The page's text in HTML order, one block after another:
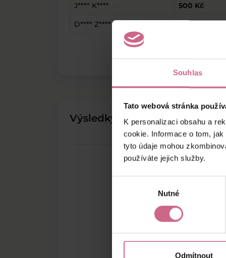
Souhlas
Tato webová stránka
K personalizaci obsahu a
cookie. Informace o tom,
tyto údaje mohou
používáte jejich služby.
Nutné
Odmítnout
J**** K**** 500 Kč
D**** Z****
Výsledky těžby